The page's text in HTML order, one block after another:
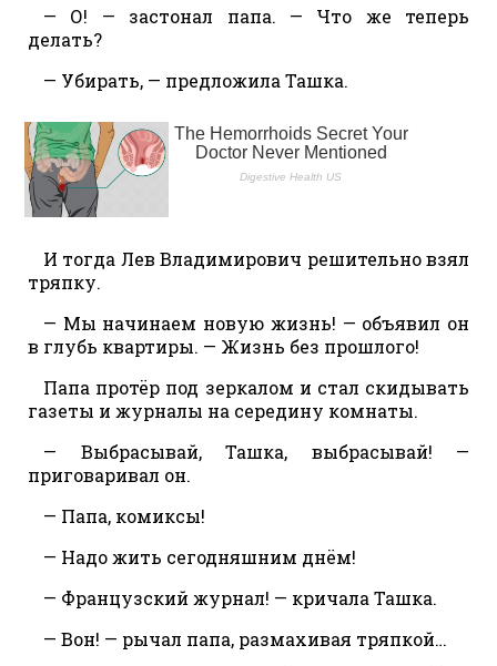
— О! — застонал папа. — Что же теперь
делать?
— Убирать, — предложила Ташка.
И тогда Лев Владимирович решительно взял
тряпку.
— Мы начинаем новую жизнь! — объявил он
в глубь квартиры. — Жизнь без прошлого!
Папа протёр под зеркалом и стал скидывать
газеты и журналы на середину комнаты.
— Выбрасывай, Ташка, выбрасывай! —
приговаривал он.
— Папа, комиксы!
— Надо жить сегодняшним днём!
— Французский журнал! — кричала Ташка.
— Вон! — рычал папа, размахивая тряпкой…